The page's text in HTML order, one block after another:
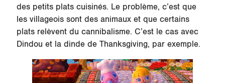
des petits plats cuisinés. Le problème, c’est que
les villageois sont des animaux et que certains
plats relèvent du cannibalisme. C’est le cas avec
Dindou et la dinde de Thanksgiving, par exemple.